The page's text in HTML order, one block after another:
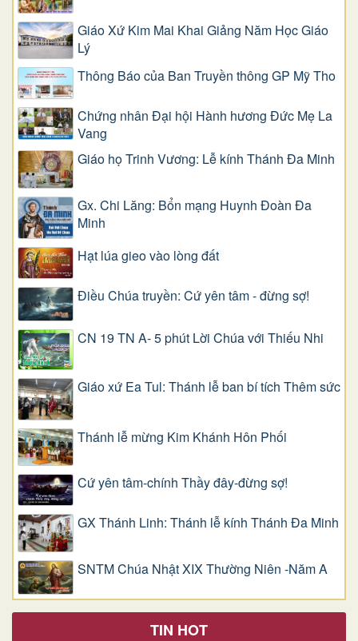
Giáo Xứ Kim Mai Khai Giảng Năm Học Giáo
Lý
Thông Báo của Ban Truyền thông GP Mỹ Tho
Chứng nhân Đại hội Hành hương Đức Mẹ La
Vang
Giáo họ Trinh Vương: Lễ kính Thánh Đa Minh
Gx. Chi Lăng: Bổn mạng Huynh Đoàn Đa
Minh
Hạt lúa gieo vào lòng đất
Điều Chúa truyền: Cứ yên tâm - đừng sợ!
CN 19 TN A- 5 phút Lời Chúa với Thiếu Nhi
Giáo xứ Ea Tul: Thánh lễ ban bí tích Thêm sức
Thánh lễ mừng Kim Khánh Hôn Phối
Cứ yên tâm-chính Thầy đây-đừng sợ!
GX Thánh Linh: Thánh lễ kính Thánh Đa Minh
SNTM Chúa Nhật XIX Thường Niên -Năm A
TIN HOT